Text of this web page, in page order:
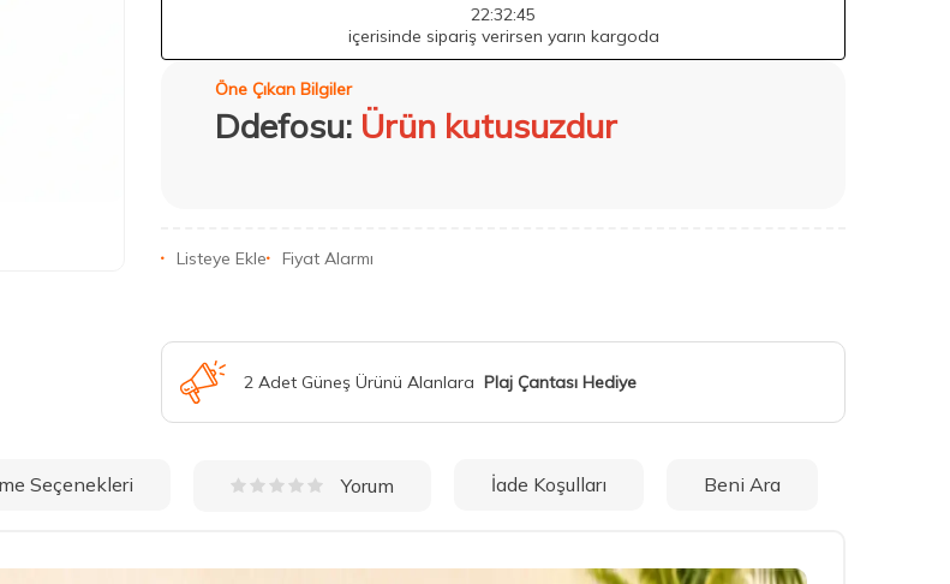
22:32:44
içerisinde sipariş verirsen yarın kargoda
Öne Çıkan Bilgiler
Ddefosu: Ürün kutusuzdur
Listeye Ekle Fiyat Alarmı
2 Adet Güneş Ürünü Alanlara Plaj Çantası Hediye
Seçenekleri Yorum İade Koşulları Beni Ara